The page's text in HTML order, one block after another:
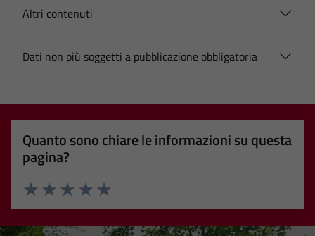
Altri contenuti
Dati non più soggetti a pubblicazione obbligatoria
Quanto sono chiare le informazioni su questa
pagina?
Valuta 5 stelle su 5
Valuta 4 stelle su 5
Valuta 3 stelle su 5
Valuta 2 stelle su 5
Valuta 1 stelle su 5